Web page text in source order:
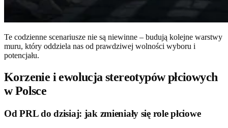
Te codzienne scenariusze nie są niewinne – budują kolejne warstwy
muru, który oddziela nas od prawdziwej wolności wyboru i
potencjału.
Korzenie i ewolucja stereotypów płciowych
w Polsce
Od PRL do dzisiaj: jak zmieniały się role płciowe